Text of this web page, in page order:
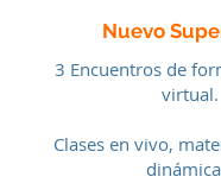
Nuevo
3 Encuentros de
virtual.
Clases en vivo,